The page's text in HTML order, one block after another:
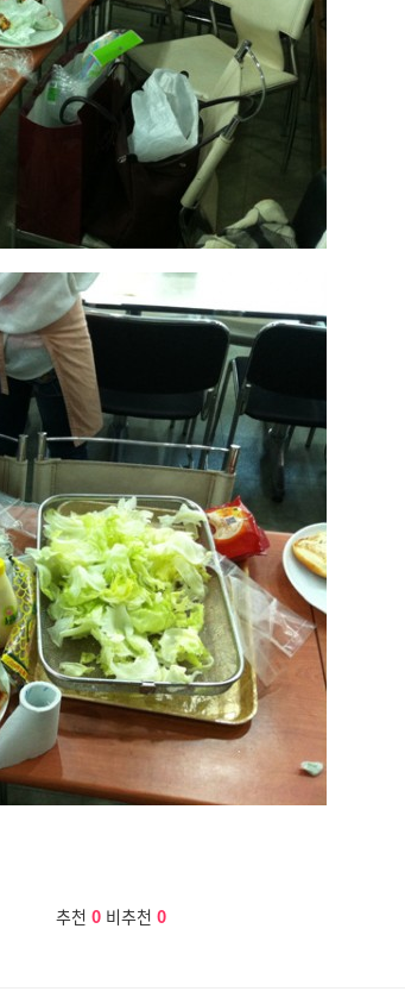
추천0 비추천0